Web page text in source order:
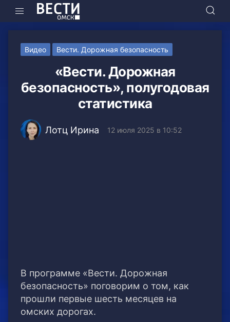
Видео Вести. Дорожная безопасность
«Вести. Дорожная
безопасность», полугодовая
статистика
Лотц Ирина 12 июля 2025 в 10:52
В программе «Вести. Дорожная
безопасность» поговорим о том, как
прошли первые шесть месяцев на
омских дорогах.